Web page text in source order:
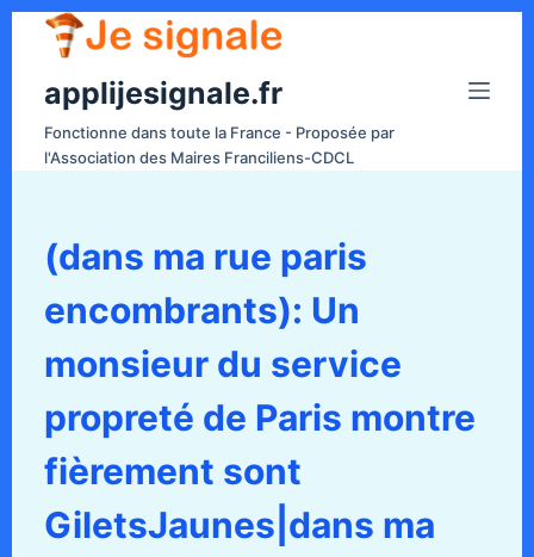
applijesignale.fr
Fonctionne dans toute la France - Proposée par
l'Association des Maires Franciliens-CDCL
(dans ma rue paris
encombrants): Un
monsieur du service
propreté de Paris montre
fièrement sont
GiletsJaunes|dans ma